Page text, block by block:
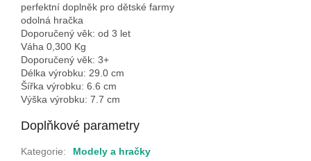
perfektní doplněk pro dětské farmy
odolná hračka
Doporučený věk: od 3 let
Váha 0,300 Kg
Doporučený věk: 3+
Délka výrobku: 29.0 cm
Šířka výrobku: 6.6 cm
Výška výrobku: 7.7 cm
Doplňkové parametry
Kategorie:
Modely a hračky